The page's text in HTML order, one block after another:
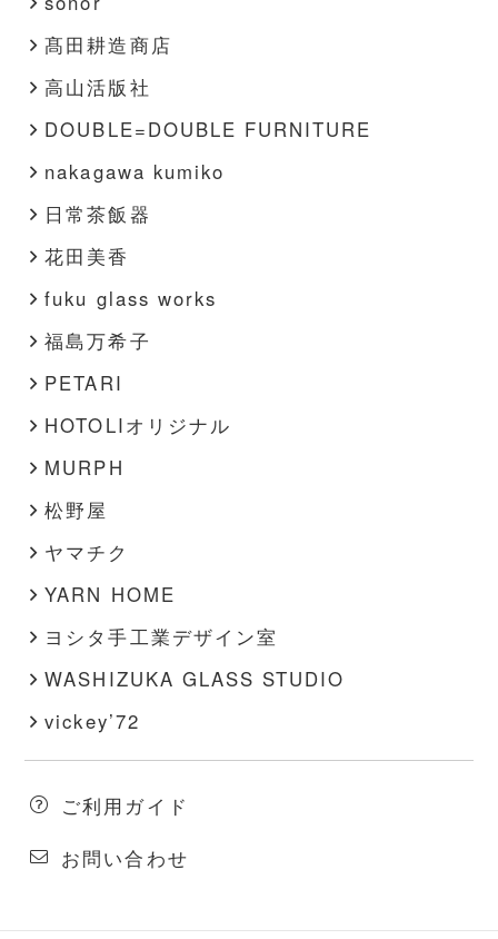
髙田耕造商店
高山活版社
DOUBLE=DOUBLE FURNITURE
nakagawa kumiko
日常茶飯器
花田美香
fuku glass works
福島万希子
PETARI
HOTOLIオリジナル
MURPH
松野屋
ヤマチク
YARN HOME
ヨシタ手工業デザイン室
WASHIZUKA GLASS STUDIO
vickey’72
ご利用ガイド
お問い合わせ